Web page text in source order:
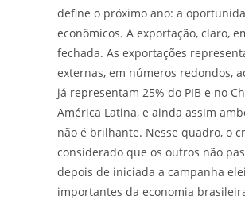
define o próximo ano: a
econômicos. A exportação, claro,
fechada. As exportações
externas, em números redondos,
já representam 25% do PIB e no
América Latina, e ainda assim
não é brilhante. Nesse quadro, o
considerado que os outros não
depois de iniciada a campanha
importantes da economia